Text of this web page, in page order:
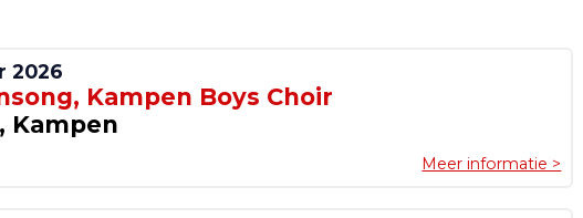
2026
Kampen Boys Choir
Kampen
Meer informatie >